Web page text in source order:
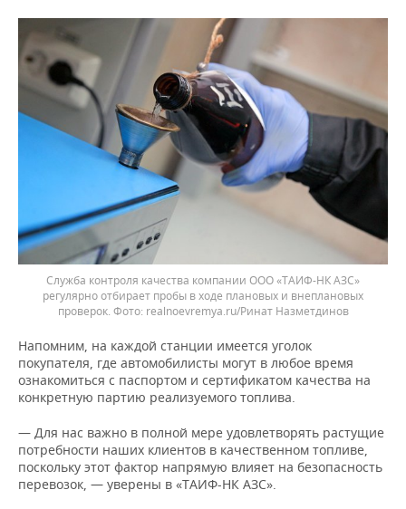
Служба контроля качества компании ООО «ТАИФ-НК АЗС»
регулярно отбирает пробы в ходе плановых и внеплановых
проверок.
realnoevremya.ru/Ринат Назметдинов
Напомним, на каждой станции имеется уголок
покупателя, где автомобилисты могут в любое время
ознакомиться с паспортом и сертификатом качества на
конкретную партию реализуемого топлива.
— Для нас важно в полной мере удовлетворять растущие
потребности наших клиентов в качественном топливе,
поскольку этот фактор напрямую влияет на безопасность
перевозок, — уверены в «ТАИФ-НК АЗС».